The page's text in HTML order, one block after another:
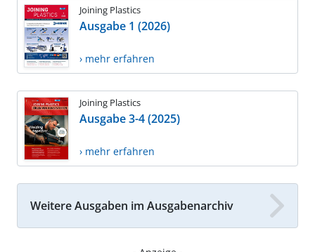
Joining Plastics
Ausgabe 1 (2026)
› mehr erfahren
Joining Plastics
Ausgabe 3-4 (2025)
› mehr erfahren
Weitere Ausgaben im Ausgabenarchiv